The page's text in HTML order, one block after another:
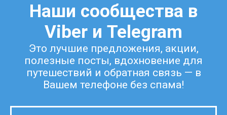
Наши сообщества в
Viber и Telegram
Это лучшие предложения, акции,
полезные посты, вдохновение для
путешествий и обратная связь — в
Вашем телефоне без спама!